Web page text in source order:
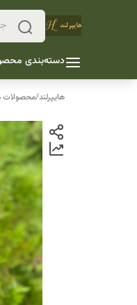
دسته‌بندی
هایپرلند/محصولات